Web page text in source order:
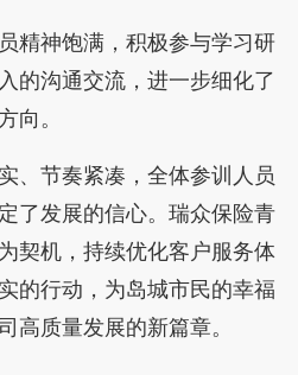
精神饱满，积极参与学习研
的沟通交流，进一步细化了
向。
、节奏紧凑，全体参训人员
了发展的信心。瑞众保险青
契机，持续优化客户服务体
的行动，为岛城市民的幸福
高质量发展的新篇章。